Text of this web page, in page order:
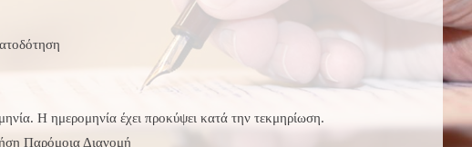
Η ημερομηνία έχει προκύψει κατά την τεκμηρίωση.
Παρόμοια Διανομή